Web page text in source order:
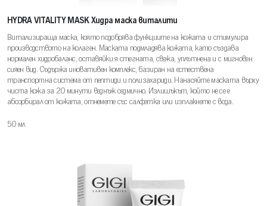
HYDRA VITALITY MASK Хидра маска виталити
Витализираща маска, която подобрява функциите на кожата и стимулира
производството на колаген. Маската подмладява кожата, като създава
нормален хидробаланс, оставяйки я стегната, свежа, уплътнена и с мигновен
сияен вид. Съдържа иновативен комплекс, базиран на естествена
транспортна система от пептиди и полизахариди. Нанасяйте маската върху
чиста кожа за 20 минути веднъж седмично. Излишъкът, който не се е
абсорбирал от кожата, отнемете със салфетка или изплакнете с вода.
50 мл